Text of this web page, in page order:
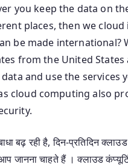
you keep the data on
places, then we
be made international?
from the United States
and use the services
cloud computing also
बढ़ रही है, दिन-प्रतिदिन
जानना चाहते हैं । क्लाउड